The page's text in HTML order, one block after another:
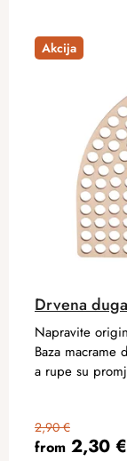
Akcija
Drvena
from 2,30 €
2,90 €
Napravite
Baza
a rupe su